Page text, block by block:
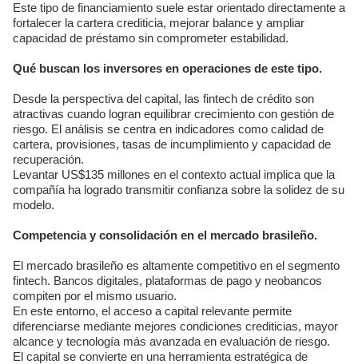
Este tipo de financiamiento suele estar orientado directamente a
fortalecer la cartera crediticia, mejorar balance y ampliar
capacidad de préstamo sin comprometer estabilidad.
Qué buscan los inversores en operaciones de este tipo.
Desde la perspectiva del capital, las fintech de crédito son
atractivas cuando logran equilibrar crecimiento con gestión de
riesgo. El análisis se centra en indicadores como calidad de
cartera, provisiones, tasas de incumplimiento y capacidad de
recuperación.
Levantar US$135 millones en el contexto actual implica que la
compañía ha logrado transmitir confianza sobre la solidez de su
modelo.
Competencia y consolidación en el mercado brasileño.
El mercado brasileño es altamente competitivo en el segmento
fintech. Bancos digitales, plataformas de pago y neobancos
compiten por el mismo usuario.
En este entorno, el acceso a capital relevante permite
diferenciarse mediante mejores condiciones crediticias, mayor
alcance y tecnología más avanzada en evaluación de riesgo.
El capital se convierte en una herramienta estratégica de